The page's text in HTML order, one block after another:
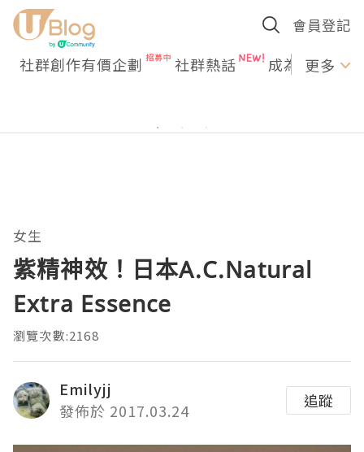
會員登記
社群創作有價企劃 社群熱話 成為U更多
女生
紫精神效！日本A.C.Natural
Extra Essence
瀏覽次數:2168
Emilyjj
發佈於 2017.03.24
追蹤